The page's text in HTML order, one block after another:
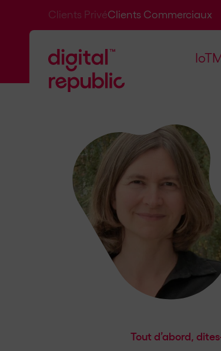
Clients PrivéClients Commerciaux
IoT
Tout d’abord,